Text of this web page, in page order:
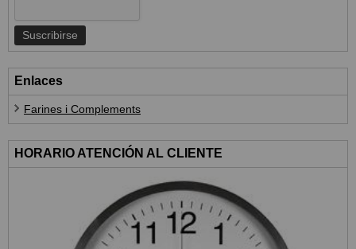
Enlaces
Farines i Complements
HORARIO ATENCIÓN AL CLIENTE